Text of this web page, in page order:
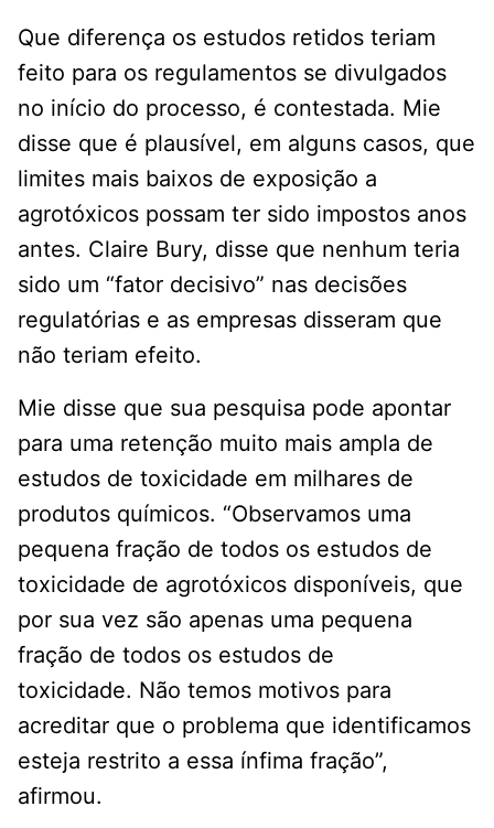
Que diferença os estudos retidos teriam
feito para os regulamentos se divulgados
no início do processo, é contestada. Mie
disse que é plausível, em alguns casos, que
limites mais baixos de exposição a
agrotóxicos possam ter sido impostos anos
antes. Claire Bury, disse que nenhum teria
sido um “fator decisivo” nas decisões
regulatórias e as empresas disseram que
não teriam efeito.
Mie disse que sua pesquisa pode apontar
para uma retenção muito mais ampla de
estudos de toxicidade em milhares de
produtos químicos. “Observamos uma
pequena fração de todos os estudos de
toxicidade de agrotóxicos disponíveis, que
por sua vez são apenas uma pequena
fração de todos os estudos de
toxicidade. Não temos motivos para
acreditar que o problema que identificamos
esteja restrito a essa ínfima fração”,
afirmou.